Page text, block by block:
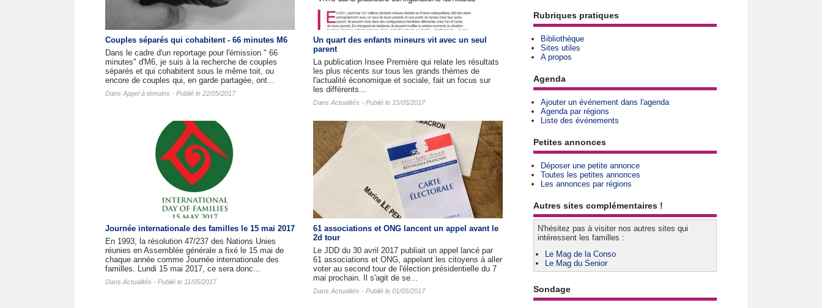
Couples séparés qui cohabitent - 66 minutes M6
Dans le cadre d'un reportage pour l'émission " 66
minutes" d'M6, je suis à la recherche de couples
séparés et qui cohabitent sous le même toit, ou
encore de couples qui, en garde partagée, ont...
Dans Appel à témoins - Publié le 22/05/2017
Un quart des enfants mineurs vit avec un seul
parent
La publication Insee Première qui relate les résultats
les plus récents sur tous les grands thèmes de
l'actualité économique et sociale, fait un focus sur
les différents...
Dans Actualités - Publié le 15/05/2017
Journée internationale des familles le 15 mai 2017
En 1993, la résolution 47/237 des Nations Unies
réunies en Assemblée générale a fixé le 15 mai de
chaque année comme Journée internationale des
familles. Lundi 15 mai 2017, ce sera donc...
Dans Actualités - Publié le 11/05/2017
61 associations et ONG lancent un appel avant le
2d tour
Le JDD du 30 avril 2017 publiait un appel lancé par
61 associations et ONG, appelant les citoyens à aller
voter au second tour de l'élection présidentielle du 7
mai prochain. Il s'agit de se...
Dans Actualités - Publié le 01/05/2017
Rubriques pratiques
Bibliothèque
Sites utiles
A propos
Agenda
Ajouter un événement dans l'agenda
Agenda par régions
Liste des événements
Petites annonces
Déposer une petite annonce
Toutes les petites annonces
Les annonces par régions
Autres sites complémentaires !
N'hésitez pas à visiter nos autres sites qui
intéressent les familles :
Le Mag de la Conso
Le Mag du Senior
Sondage